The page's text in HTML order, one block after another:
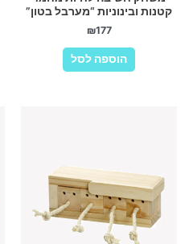
קטנות ובינוניות “מערבל בטון”
₪177
הוספה לסל